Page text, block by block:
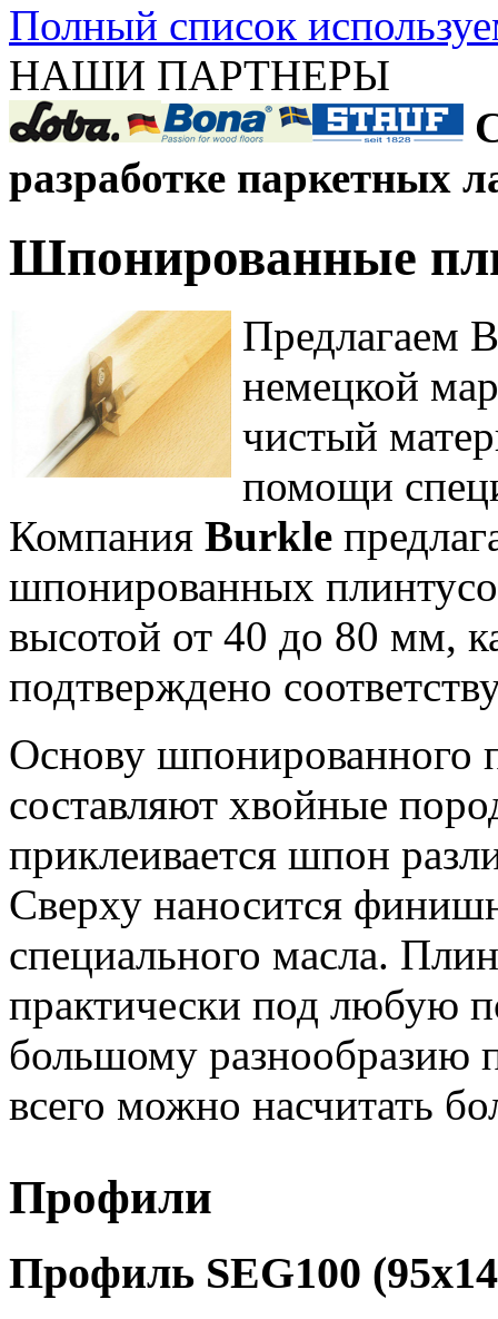
Полный список
НАШИ ПАРТНЕРЫ
разработке паркетных
Шпонированные
Предлагаем
немецкой
чистый
помощи
Компания Burkle
шпонированных
высотой от 40 до 80 мм,
подтверждено
Основу шпонированного
составляют хвойные
приклеивается шпон
Сверху наносится
специального масла.
практически под любую
большому разнообразию
всего можно насчитать
Профили
Профиль SEG100